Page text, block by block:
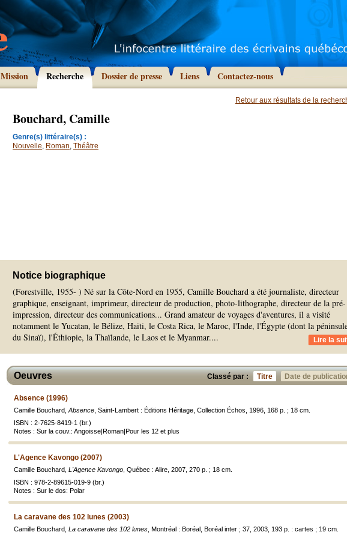
Mission Recherche Dossier de presse Liens Contactez-nous
Retour aux résultats de la
Bouchard, Camille
Genre(s) littéraire(s) :
Nouvelle, Roman, Théâtre
Notice biographique
(Forestville, 1955- ) Né sur la Côte-Nord en 1955, Camille Bouchard a été journaliste, directeur
graphique, enseignant, imprimeur, directeur de production, photo-lithographe, directeur de la pré-
impression, directeur des communications... Grand amateur de voyages d'aventures, il a visité
notamment le Yucatan, le Bélize, Haïti, le Costa Rica, le Maroc, l'Inde, l'Égypte (dont la
du Sinaï), l'Éthiopie, la Thaïlande, le Laos et le Myanmar.... Lire la
Classé par : Titre Date de
Oeuvres
Absence (1996)
Camille Bouchard, Absence , Saint-Lambert : Éditions Héritage, Collection Échos, 1996, 168 p. ; 18 cm.
ISBN : 2-7625-8419-1 (br.)
Notes : Sur la couv.: Angoisse|Roman|Pour les 12 et plus
L'Agence Kavongo (2007)
Camille Bouchard, L'Agence Kavongo , Québec : Alire, 2007, 270 p. ; 18 cm.
ISBN : 978-2-89615-019-9 (br.)
Notes : Sur le dos: Polar
La caravane des 102 lunes (2003)
Camille Bouchard, La caravane des 102 lunes , Montréal : Boréal, Boréal inter ; 37, 2003, 193 p. : cartes ; 19 cm.